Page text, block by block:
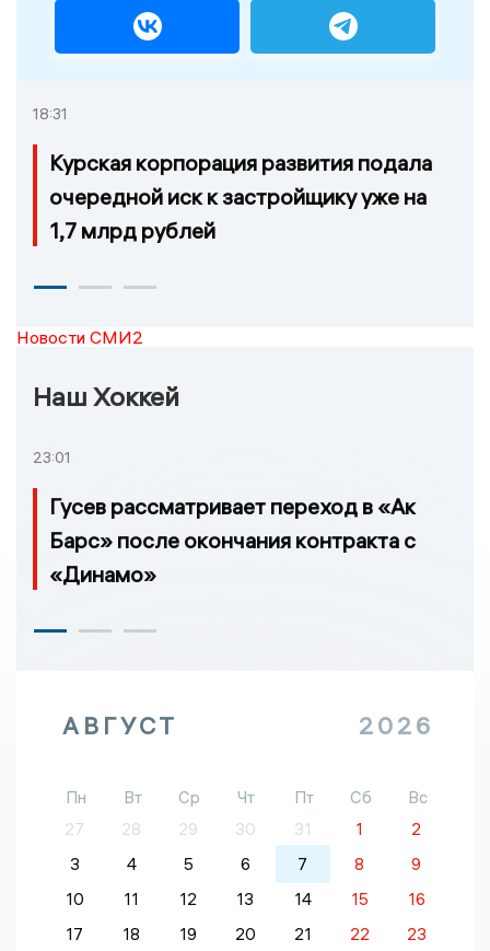
18:31
Курская корпорация развития подала
очередной иск к застройщику уже на
1,7 млрд рублей
Новости СМИ2
Наш Хоккей
23:01
Гусев рассматривает переход в «Ак
Барс» после окончания контракта с
«Динамо»
АВГУСТ 2026
Пн Вт Ср Чт Пт Сб
Вс
27
28 29 30 31 1
2
3
4 5 6 7 8
9
10
11 12 13 14 15
16
17
18 19 20 21 22 23